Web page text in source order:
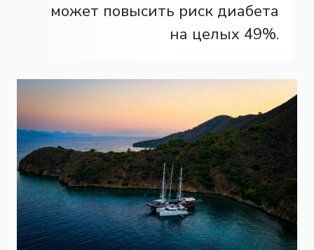
может повысить риск диабета
на целых 49%.